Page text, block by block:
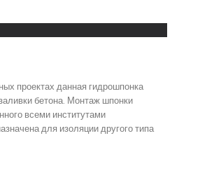
проектах данная гидрошпонка
бетона. Монтаж шпонки
всеми институтами
для изоляции другого типа